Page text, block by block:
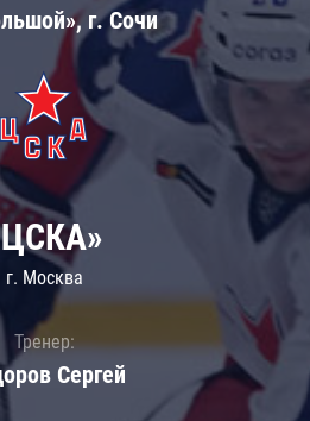
г. Сочи
г. Москва
Тренер:
Сергей